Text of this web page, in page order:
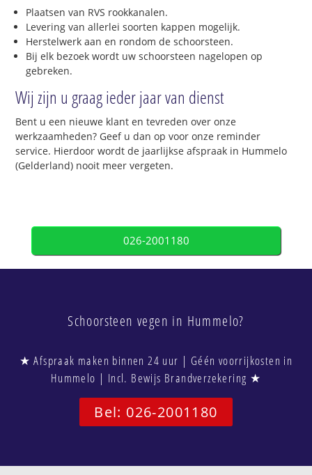
Plaatsen van RVS rookkanalen.
Levering van allerlei soorten kappen mogelijk.
Herstelwerk aan en rondom de schoorsteen.
Bij elk bezoek wordt uw schoorsteen nagelopen op
gebreken.
Wij zijn u graag ieder jaar van dienst
Bent u een nieuwe klant en tevreden over onze
werkzaamheden? Geef u dan op voor onze reminder
service. Hierdoor wordt de jaarlijkse afspraak in Hummelo
(Gelderland) nooit meer vergeten.
026-2001180
Schoorsteen vegen in Hummelo?
★ Afspraak maken binnen 24 uur | Géén voorrijkosten in
Hummelo | Incl. Bewijs Brandverzekering ★
Bel: 026-2001180